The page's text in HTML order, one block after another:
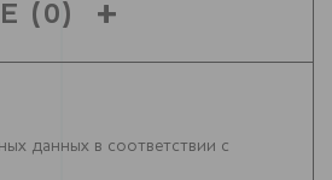
(0)
данных в соответствии с